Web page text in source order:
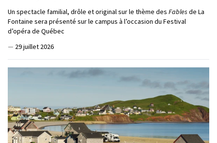
Un spectacle familial, drôle et original sur le thème des Fables de La
Fontaine sera présenté sur le campus à l’occasion du Festival
d’opéra de Québec
— 29 juillet 2026